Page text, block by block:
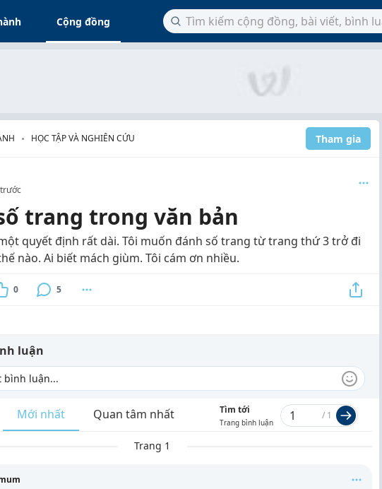
Cộng đồng
HỌC TẬP VÀ NGHIÊN CỨU Tham gia
trang trong văn bản
quyết định rất dài. Tôi muốn đánh số trang từ trang thứ 3 trở đi
nào. Ai biết mách giùm. Tôi cám ơn nhiều.
0 5
luận
Mới nhất Quan tâm nhất Tìm tới
Trang bình luận
/ 1
Trang 1